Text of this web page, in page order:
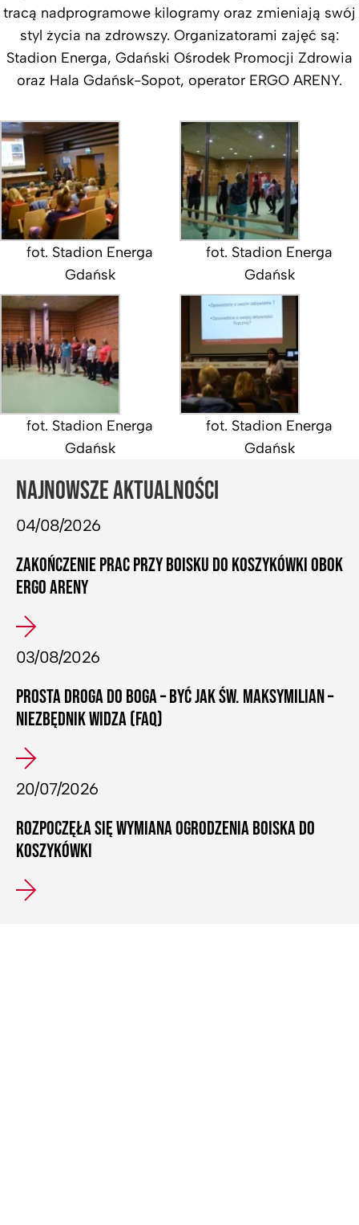
tracą nadprogramowe kilogramy oraz zmieniają swój
styl życia na zdrowszy. Organizatorami zajęć są:
Stadion Energa, Gdański Ośrodek Promocji Zdrowia
oraz Hala Gdańsk-Sopot, operator ERGO ARENY.
fot. Stadion Energa
Gdańsk
fot. Stadion Energa
Gdańsk
fot. Stadion Energa
Gdańsk
fot. Stadion Energa
Gdańsk
NAJNOWSZE AKTUALNOŚCI
04/08/2026
ZAKOŃCZENIE PRAC PRZY BOISKU DO KOSZYKÓWKI OBOK
ERGO ARENY
03/08/2026
PROSTA DROGA DO BOGA – BYĆ JAK ŚW. MAKSYMILIAN –
NIEZBĘDNIK WIDZA (FAQ)
20/07/2026
ROZPOCZĘŁA SIĘ WYMIANA OGRODZENIA BOISKA DO
KOSZYKÓWKI